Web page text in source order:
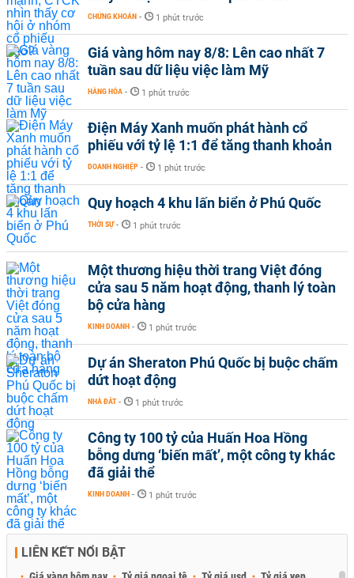
CHỨNG KHOÁN - 1 phút trước
Giá vàng hôm nay 8/8: Lên cao nhất 7
tuần sau dữ liệu việc làm Mỹ
HÀNG HÓA - 1 phút trước
Điện Máy Xanh muốn phát hành cổ
phiếu với tỷ lệ 1:1 để tăng thanh khoản
DOANH NGHIỆP - 1 phút trước
Quy hoạch 4 khu lấn biển ở Phú Quốc
THỜI SỰ - 1 phút trước
Một thương hiệu thời trang Việt đóng
cửa sau 5 năm hoạt động, thanh lý toàn
bộ cửa hàng
KINH DOANH - 1 phút trước
Dự án Sheraton Phú Quốc bị buộc chấm
dứt hoạt động
NHÀ ĐẤT - 1 phút trước
Công ty 100 tỷ của Huấn Hoa Hồng
bỗng dưng ‘biến mất’, một công ty khác
đã giải thể
KINH DOANH - 1 phút trước
LIÊN KẾT NỔI BẬT